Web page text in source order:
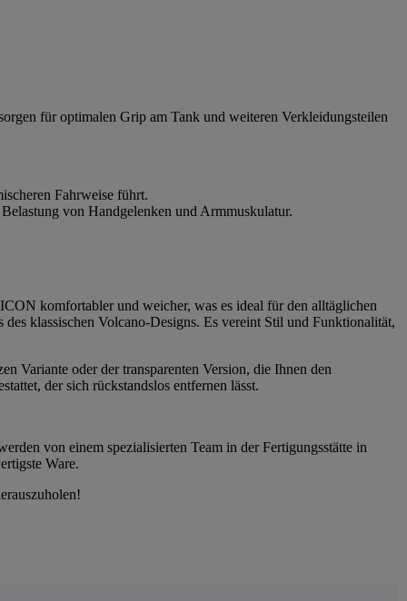
für optimalen Grip am Tank und weiteren Verkleidungsteilen
Fahrweise führt.
von Handgelenken und Armmuskulatur.
komfortabler und weicher, was es ideal für den alltäglichen
klassischen Volcano-Designs. Es vereint Stil und Funktionalität,
Variante oder der transparenten Version, die Ihnen den
der sich rückstandslos entfernen lässt.
von einem spezialisierten Team in der Fertigungsstätte in
Ware.